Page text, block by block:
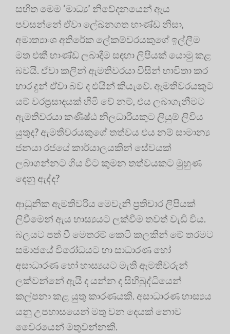
සහිත මෙම ‘මාධ්‍ය’ නිවේදනයෙන් ඇය
පවසන්නේ ඒවා ලේඛනගත භාණ්ඩ නිසා,
අමාත්‍යාංශ අතිරේක ලේකම්වරයකුගේ ඉල්ලීම
මත එකී භාණ්ඩ ලබාදීම සඳහා ලිපියක් යොමු කළ
බවයි. ඒවා කලින් ඇමතිවරයා විසින් භාවිතා කර
භාර දුන් ඒවා බව ද එයින් කියැවේ. ඇමතිවරයකුට
යම් වරප්‍රසාදයක් හිමි වේ නම්, එය ලබාගැනීමට
ඇමතිවරයා කණිෂ්ඨ නිලධාරියකුට ලියුම් ලිවිය
යුතුද? ඇමතිවරයකුගේ තත්වය එය නම් සාමාන්‍ය
ජනයා රජයේ කාර්යාලයකින් සේවයක්
ලබාගන්නට ගිය විට කුමන තත්වයකට මුහුණ
දෙනු ඇද්ද?
ආධුනික ඇමතිවරිය මෙවැනි ප්‍රතිචාර ලිපියක්
ලිවීමෙන් ඇය හාස්‍යයට ලක්වීම තවත් වැඩි විය.
බලයට පත් වී මෙතරම් කෙටි කලකින් මේ තරමට
සමාජයේ විරෝධයට හා සාධාරණ හෝ
අසාධාරණ හෝ හාස්‍යයට මැති ඇමතිවරුන්
ලක්වන්නේ ඇයි ද යන්න ද සිහිබුද්ධියෙන්
කල්පනා කළ යුතු කාරණයකි. අසාධාරණ හාස්‍යය
යනු උපහාසයෙන් මතු වන දෙයක් නොව
වෛරයෙන් මතුවන්නකි.